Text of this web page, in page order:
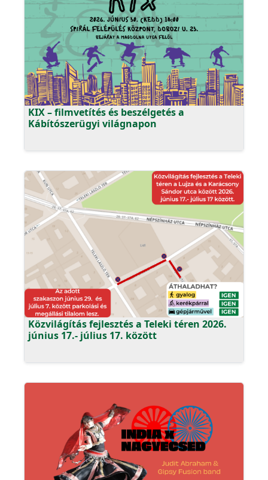
KIX – filmvetítés és beszélgetés a
Kábítószerügyi világnapon
Közvilágítás fejlesztés a Teleki téren 2026.
június 17.- július 17. között